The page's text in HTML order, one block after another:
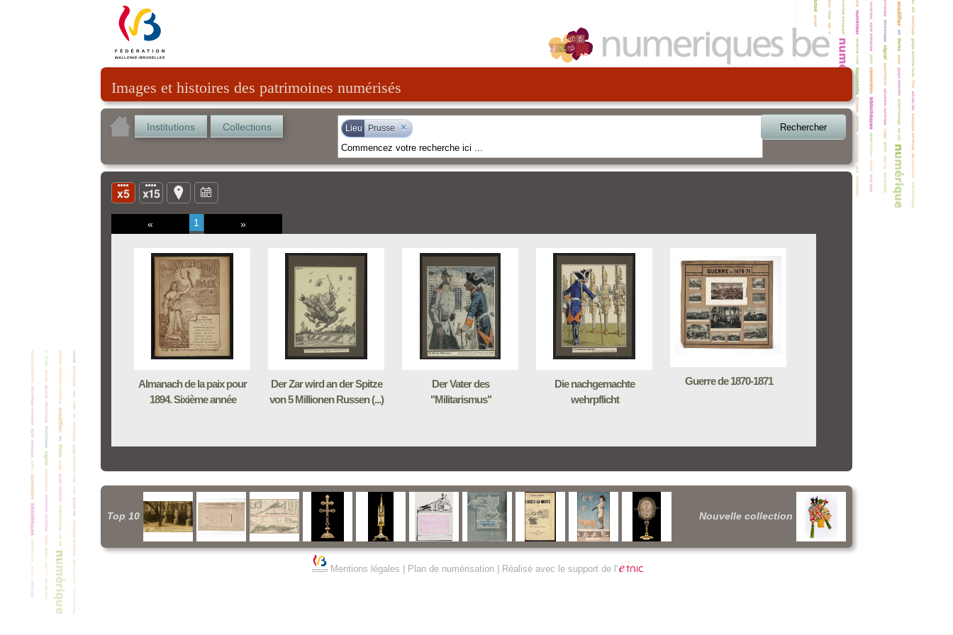
Images et histoires des patrimoines numérisés
Institutions Collections Lieu Prusse × Rechercher
« 1 »
Almanach de la paix pour
1894. Sixième année
Der Zar wird an der Spitze
von 5 Millionen Russen (...)
Der Vater des
"Militarismus"
Die nachgemachte
wehrpflicht
Guerre de 1870-1871
Top 10 Nouvelle collection
Mentions légales Plan de numérisation| Réalisé avec le support de l'